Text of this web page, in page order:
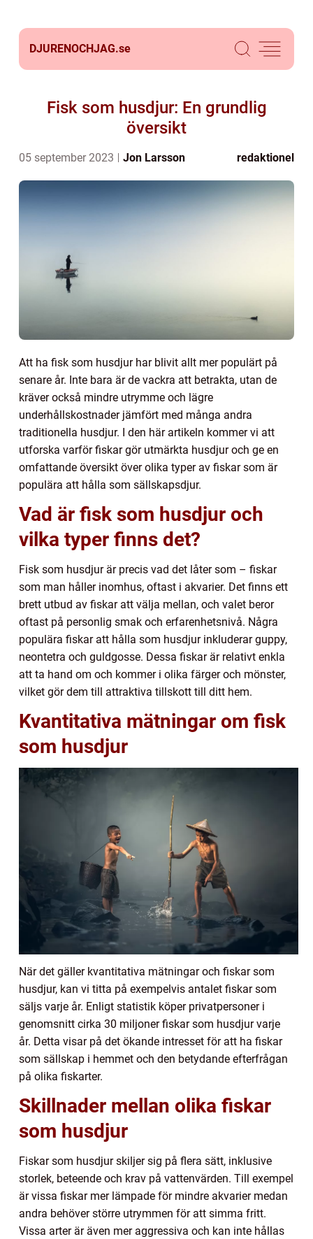
DJURENOCHJAG.se
Fisk som husdjur: En grundlig
översikt
05 september 2023 Jon Larsson redaktionel
Att ha fisk som husdjur har blivit allt mer populärt på
senare år. Inte bara är de vackra att betrakta, utan de
kräver också mindre utrymme och lägre
underhållskostnader jämfört med många andra
traditionella husdjur. I den här artikeln kommer vi att
utforska varför fiskar gör utmärkta husdjur och ge en
omfattande översikt över olika typer av fiskar som är
populära att hålla som sällskapsdjur.
Vad är fisk som husdjur och
vilka typer finns det?
Fisk som husdjur är precis vad det låter som – fiskar
som man håller inomhus, oftast i akvarier. Det finns ett
brett utbud av fiskar att välja mellan, och valet beror
oftast på personlig smak och erfarenhetsnivå. Några
populära fiskar att hålla som husdjur inkluderar guppy,
neontetra och guldgosse. Dessa fiskar är relativt enkla
att ta hand om och kommer i olika färger och mönster,
vilket gör dem till attraktiva tillskott till ditt hem.
Kvantitativa mätningar om fisk
som husdjur
När det gäller kvantitativa mätningar och fiskar som
husdjur, kan vi titta på exempelvis antalet fiskar som
säljs varje år. Enligt statistik köper privatpersoner i
genomsnitt cirka 30 miljoner fiskar som husdjur varje
år. Detta visar på det ökande intresset för att ha fiskar
som sällskap i hemmet och den betydande efterfrågan
på olika fiskarter.
Skillnader mellan olika fiskar
som husdjur
Fiskar som husdjur skiljer sig på flera sätt, inklusive
storlek, beteende och krav på vattenvärden. Till exempel
är vissa fiskar mer lämpade för mindre akvarier medan
andra behöver större utrymmen för att simma fritt.
Vissa arter är även mer aggressiva och kan inte hållas